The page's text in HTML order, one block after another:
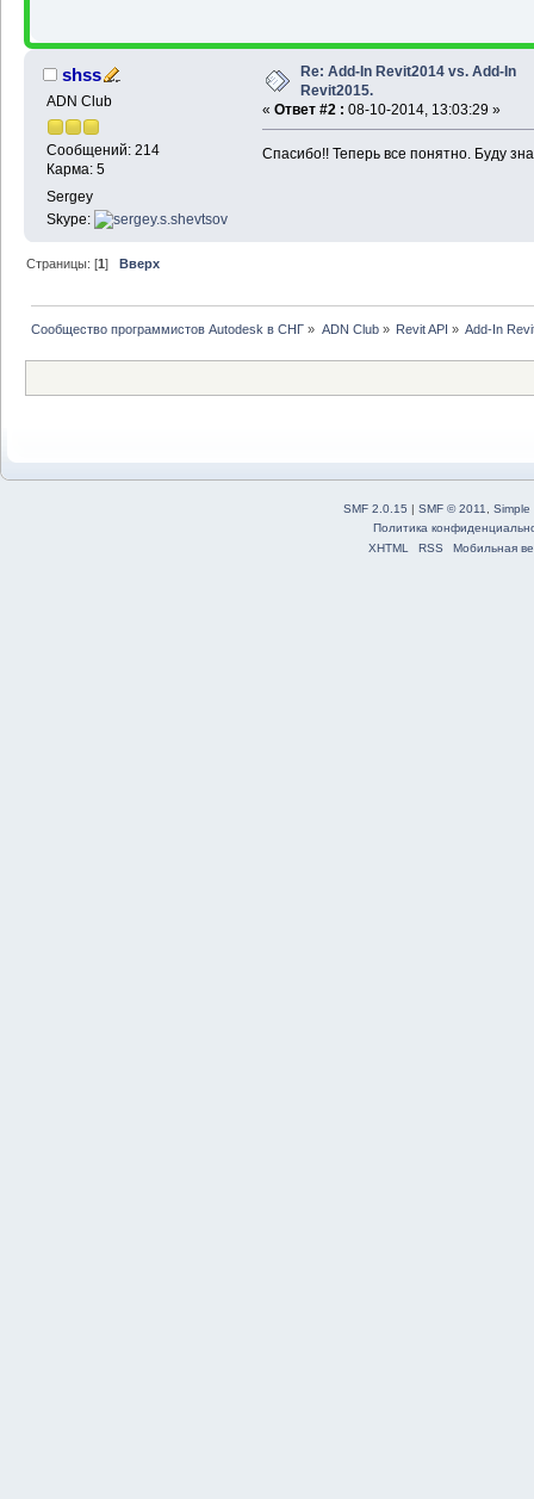
shss
ADN Club
Сообщений: 214
Карма: 5
Sergey
Skype:
Re: Add-In Revit2014 vs. Add-In
Revit2015.
« Ответ #2 : 08-10-2014, 13:03:29 »
Спасибо!! Теперь все понятно. Буду
Страницы: [1] Вверх
Сообщество программистов Autodesk в СНГ » ADN Club» Revit API » Add-In
SMF 2.0.15 | SMF © 2011, Simple
Политика
XHTML
RSS Мобильная